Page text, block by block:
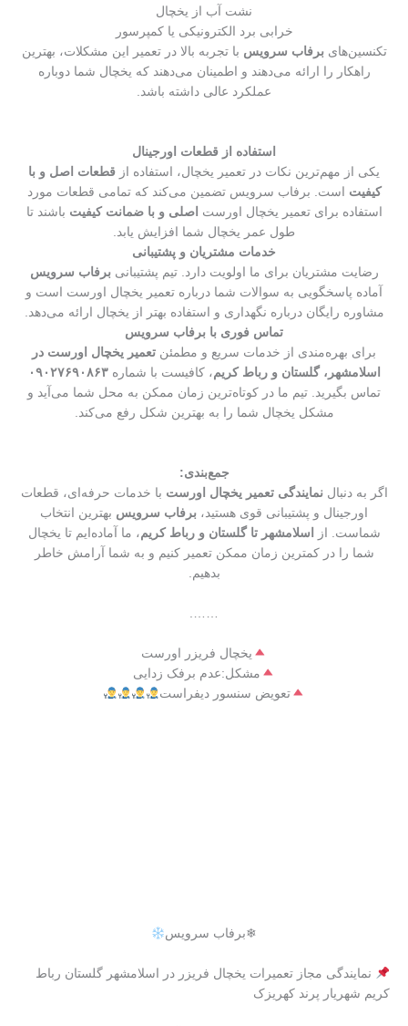
نشت آب از یخچال
خرابی برد الکترونیکی یا کمپرسور
تکنسین‌هایبرفاب سرویس با تجربه بالا در تعمیر این مشکلات، بهترین
راهکار را ارائه می‌دهند و اطمینان می‌دهند که یخچال شما دوباره
عملکرد عالی داشته باشد.
استفاده از قطعات اورجینال
یکی از مهم‌ترین نکات در تعمیر یخچال، استفاده از قطعات اصل و با
کیفیت است. برفاب سرویس تضمین می‌کند که تمامی قطعات مورد
استفاده برای تعمیر یخچال اورست اصلی و با ضمانت کیفیت باشند تا
طول عمر یخچال شما افزایش یابد.
خدمات مشتریان و پشتیبانی
رضایت مشتریان برای ما اولویت دارد. تیم پشتیبانیبرفاب سرویس
آماده پاسخگویی به سوالات شما درباره تعمیر یخچال اورست است و
مشاوره رایگان درباره نگهداری و استفاده بهتر از یخچال ارائه می‌دهد.
تماس فوری با برفاب سرویس
برای بهره‌مندی از خدمات سریع و مطمئن تعمیر یخچال اورست در
اسلامشهر، گلستان و رباط کریم، کافیست با شماره۰۹۰۲۷۶۹۰۸۶۳
تماس بگیرید. تیم ما در کوتاه‌ترین زمان ممکن به محل شما می‌آید و
مشکل یخچال شما را به بهترین شکل رفع می‌کند.
جمع‌بندی:
اگر به دنبالنمایندگی تعمیر یخچال اورست با خدمات حرفه‌ای، قطعات
اورجینال و پشتیبانی قوی هستید، برفاب سرویس بهترین انتخاب
شماست. از
اسلامشهر تا گلستان و رباط کریم، ما آماده‌ایم تا یخچال
شما را در کمترین زمان ممکن تعمیر کنیم و به شما آرامش خاطر
بدهیم.
…….
یخچال فریزر اورست
مشکل:عدم برفک زدایی
تعویض سنسور دیفراست
❄برفاب سرویس
نمایندگی مجاز تعمیرات یخچال فریزر در اسلامشهر گلستان رباط
کریم شهریار پرند کهریزک